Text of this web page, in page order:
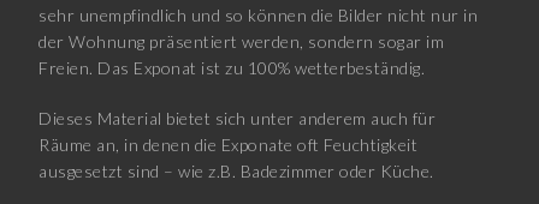
sehr unempfindlich und so können die Bilder nicht nur in
der Wohnung präsentiert werden, sondern sogar im
Freien. Das Exponat ist zu 100% wetterbeständig.
Dieses Material bietet sich unter anderem auch für
Räume an, in denen die Exponate oft Feuchtigkeit
ausgesetzt sind – wie z.B. Badezimmer oder Küche.